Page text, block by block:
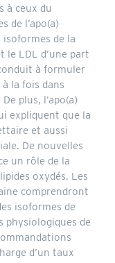
à ceux du
de l’apo(a)
isoformes de la
le LDL d’une part
à formuler
la fois dans
plus, l’apo(a)
expliquent que la
et aussi
De nouvelles
un rôle de la
oxydés. Les
comprendront
isoformes de
physiologiques de
d’un taux